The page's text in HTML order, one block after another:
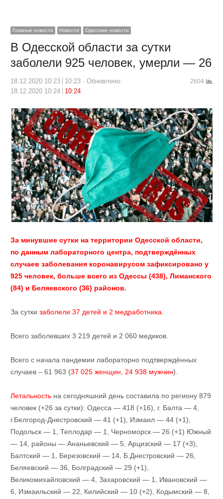
Главные новости Новости Одесские новости
В Одесской области за сутки
заболели 925 человек, умерли — 26
18.12.2020 10:23 10:23
Обновлено:
18.12.2020 10:24
10:24
2604
За минувшие сутки на территории Одесской области,
по данным лабораторного центра, подтверждённых
случаев заболевания коронавирусом зафиксировано у
925 человек, больше всего из Одессы (438), Лиманского
(84) и Беляевского (36) районов.
За сутки заболели 37 детей и 2 медработника.
Всего заболевших 3 219 детей и 2 060 медиков.
Всего с начала пандемии лабораторно подтверждённых
случаев – 61 963 (37 025 женщин, 24 938 мужчин).
Летальностьна сегодняшний день составила по региону 879
человек (+26 за сутки): Одесса — 418 (+16), г. Балта — 4,
г.Белгород-Днестровский — 41 (+1), Измаил — 44 (+1),
Подольск — 1, Теплодар — 1, Черноморск — 26 (+1) Южный
— 14, районы — Ананьевский — 5, Арцизский — 17 (+3),
Балтский — 1, Березовский — 14, Б.Днестровский — 26,
Беляевский — 36, Болградский — 29 (+1),
Великомихайловский — 4, Захаровский — 1, Ивановский —
6, Измаильский — 22, Килийский — 10 (+2), Кодымский — 8,